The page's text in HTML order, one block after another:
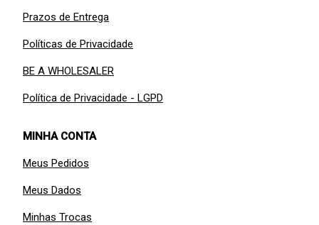
Prazos de Entrega
Políticas de Privacidade
BE A WHOLESALER
Política de Privacidade - LGPD
MINHA CONTA
Meus Pedidos
Meus Dados
Minhas Trocas